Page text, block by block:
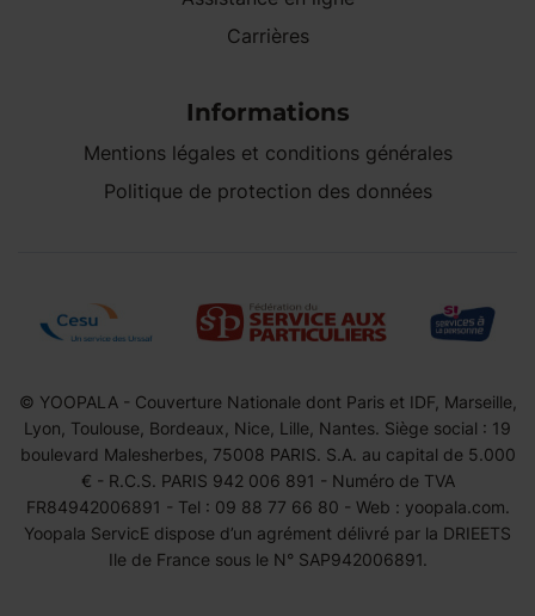
Carrières
Informations
Mentions légales et conditions générales
Politique de protection des données
© YOOPALA - Couverture Nationale dont Paris et IDF, Marseille,
Lyon, Toulouse, Bordeaux, Nice, Lille, Nantes. Siège social : 19
boulevard Malesherbes, 75008 PARIS. S.A. au capital de 5.000
€ - R.C.S. PARIS 942 006 891 - Numéro de TVA
FR84942006891 - Tel : 09 88 77 66 80 - Web : yoopala.com.
Yoopala ServicE dispose d’un agrément délivré par la DRIEETS
Ile de France sous le N° SAP942006891.